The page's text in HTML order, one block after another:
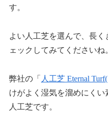
す。
よい人工芝を選んで、長
ェックしてみてくださいね
弊社の「 人工芝 Eternal
けがよく湿気を溜めにく
人工芝です。